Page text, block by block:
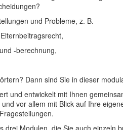
und Probleme, z. B.
-berechnung,
Dann sind Sie in dieser
und entwickelt mit Ihnen
vor allem mit Blick auf Ihre